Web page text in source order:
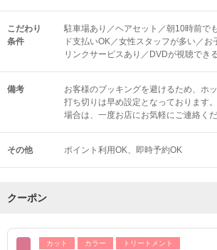
こだわり
条件
駐車場あり／ヘアセット／朝10時前で
ド支払いOK／女性スタッフが多い／
リンクサービスあり／DVDが視聴でき
備考
お客様のブッキングを避けるため、ホ
打ち切りは早め設定となっております
場合は、一度お店にお気軽にご連絡く
その他 ポイント利用OK 即時予約OK
クーポン
カット カラー トリートメント